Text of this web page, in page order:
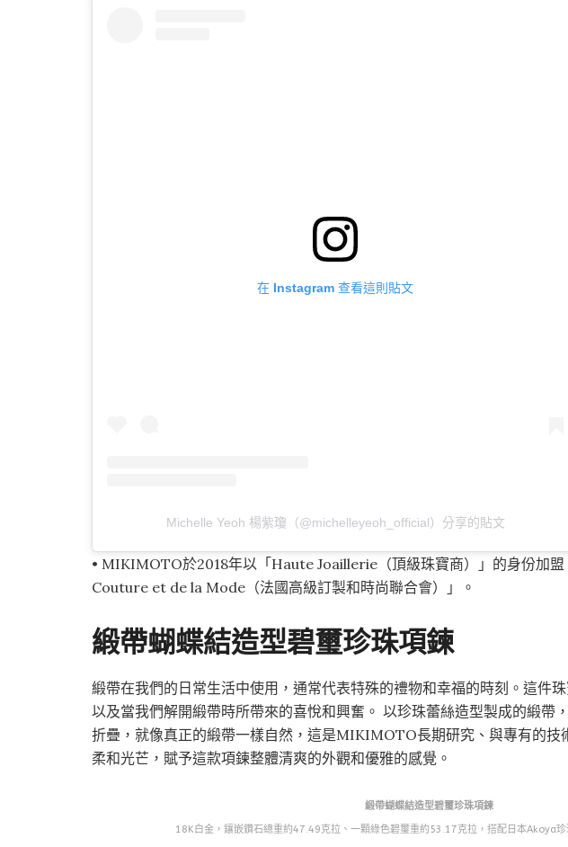
在 Instagram 查看這則貼文
Michelle Yeoh 楊紫瓊（@michelleyeoh_official）分享的貼文
• MIKIMOTO於2018年以「Haute Joaillerie（頂級珠寶商）」的身份加
Couture et de la Mode（法國高級訂製和時尚聯合會）」。
緞帶蝴蝶結造型碧璽珍珠項鍊
緞帶在我們的日常生活中使用，通常代表特殊的禮物和幸福的時刻。這件
以及當我們解開緞帶時所帶來的喜悅和興奮。 以珍珠蕾絲造型製成的緞帶
折疊，就像真正的緞帶一樣自然，這是MIKIMOTO長期研究、與專有的技
柔和光芒，賦予這款項鍊整體清爽的外觀和優雅的感覺。
緞帶蝴蝶結造型碧璽珍珠項鍊
18K白金，鑲嵌鑽石總重約47.49克拉、一顆綠色碧璽重約53.17克拉，搭配日本Akoya